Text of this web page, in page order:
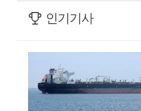
인기기사